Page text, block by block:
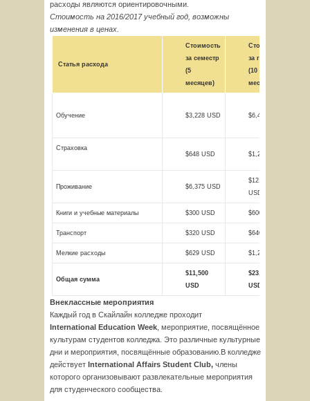
расходы являются ориентировочными.
Стоимость на 2016/2017 учебный год, возможны
изменения в ценах.
Статья расхода
Стоимость
за семестр
(5
месяцев)
Стоимость
за год
(10
месяцев)
Обучение $3,228 USD $6,456 USD
Страховка
$648 USD
$1,296 USD
Проживание $6,375 USD
$12,750
USD
Книги и учебные материалы $300 USD $600 USD
Транспорт $320 USD $640 USD
Мелкие расходы $629 USD $1,258 USD
Общая сумма
$11,500
USD
$23,000
USD
Внеклассные мероприятия
Каждый год в Скайлайн колледже проходит
International Education Week , мероприятие, посвящённое
культурам студентов колледжа. Это различные культурные
дни и мероприятия, посвящённые образованию.В колледже
действует International Affairs Student Club, члены
которого организовывают развлекательные мероприятия
для студенческого сообщества.